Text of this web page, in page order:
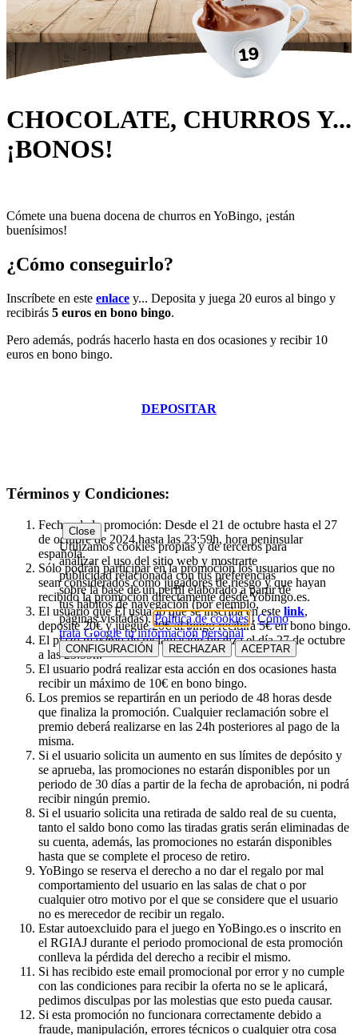
CHOCOLATE, CHURROS Y...
¡BONOS!
Cómete una buena docena de churros en YoBingo, ¡están
buenísimos!
¿Cómo conseguirlo?
Inscríbete en este enlace y... Deposita y juega 20 euros al bingo y
recibirás 5 euros en bono bingo.
Pero además, podrás hacerlo hasta en dos ocasiones y recibir 10
euros en bono bingo.
DEPOSITAR
Términos y Condiciones:
Fechas de la promoción: Desde el 21 de octubre hasta el 27
de octubre de 2024 hasta las 23:59h, hora peninsular
española.
Sólo podrán participar en la promoción los usuarios que no
sean considerados como jugadores de riesgo y que hayan
recibido la promoción directamente desde Yobingo.es.
El usuario que El usuario que se inscriba en este link,
deposite 20€ y juegue 20€ al bingo recibirá 5€ en bono bingo.
El plazo máximo de reclamación finaliza el día 27 de octubre
a las 23:59h.
El usuario podrá realizar esta acción en dos ocasiones hasta
recibir un máximo de 10€ en bono bingo.
Los premios se repartirán en un periodo de 48 horas desde
que finaliza la promoción. Cualquier reclamación sobre el
premio deberá realizarse en las 24h posteriores al pago de la
misma.
Si el usuario solicita un aumento en sus límites de depósito y
se aprueba, las promociones no estarán disponibles por un
periodo de 30 días a partir de la fecha de aprobación, ni podrá
recibir ningún premio.
Si el usuario solicita una retirada de saldo real de su cuenta,
tanto el saldo bono como las tiradas gratis serán eliminadas de
su cuenta, además, las promociones no estarán disponibles
hasta que se complete el proceso de retiro.
YoBingo se reserva el derecho a no dar el regalo por mal
comportamiento del usuario en las salas de chat o por
cualquier otro motivo por el que se considere que el usuario
no es merecedor de recibir un regalo.
Estar autoexcluido para el juego en YoBingo.es o inscrito en
el RGIAJ durante el periodo promocional de esta promoción
conlleva la pérdida del derecho a recibir el mismo.
Si has recibido este email promocional por error y no cumple
con las condiciones para recibir la oferta no se le aplicará,
pedimos disculpas por las molestias que esto pueda causar.
Si esta promoción no funcionara correctamente debido a
fraude, manipulación, errores técnicos o cualquier otra cosa
Close
Utilizamos cookies propias y de terceros para
analizar el uso del sitio web y mostrarte
publicidad relacionada con tus preferencias
sobre la base de un perfil elaborado a partir de
tus hábitos de navegación (por ejemplo,
páginas visitadas).Política de cookies|Cómo
trata Google tu información personal
CONFIGURACIÓN RECHAZAR ACEPTAR